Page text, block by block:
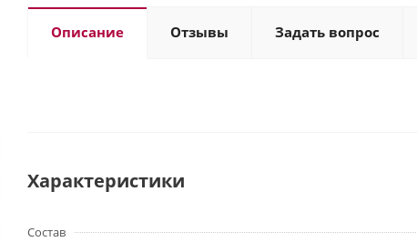
Описание Отзывы Задать вопрос
Характеристики
Состав